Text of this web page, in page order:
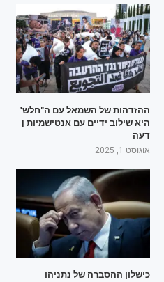
ההזדהות של השמאל עם ה"חלש"
היא שילוב ידיים עם אנטישמיות |
דעה
אוגוסט 1, 2025
כישלון ההסברה של נתניהו